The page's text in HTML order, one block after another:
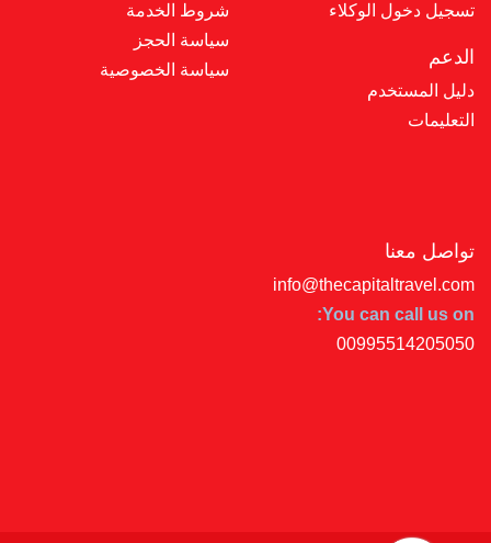
تسجيل دخول الوكلاء
الدعم
دليل المستخدم
التعليمات
شروط الخدمة
سياسة الحجز
سياسة الخصوصية
تواصل معنا
info@thecapitaltravel.com
You can call us on:
00995514205050